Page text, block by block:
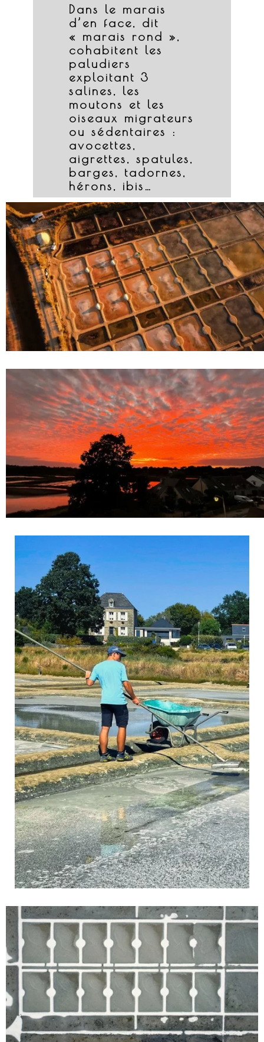
Dans le marais
d’en face, dit
« marais rond »,
cohabitent les
paludiers
exploitant 3
salines, les
moutons et les
oiseaux migrateurs
ou sédentaires :
avocettes,
aigrettes, spatules,
barges, tadornes,
hérons, ibis…